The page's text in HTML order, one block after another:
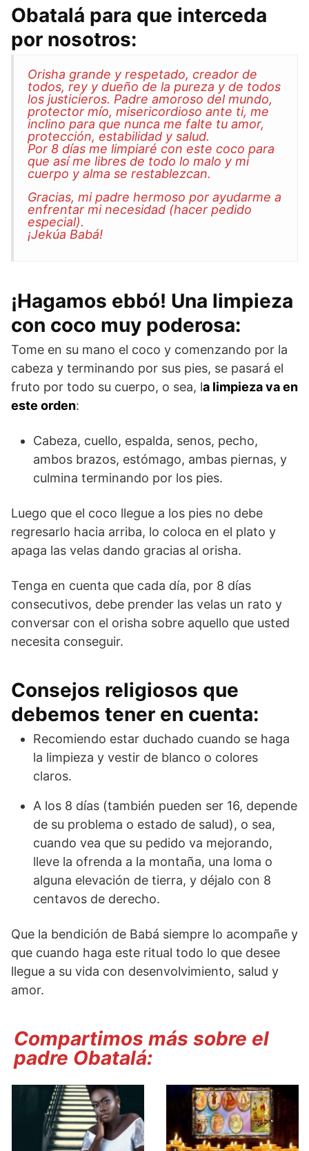
Obatalá para que interceda
por nosotros:
Orisha grande y respetado, creador de
todos, rey y dueño de la pureza y de todos
los justicieros. Padre amoroso del mundo,
protector mío, misericordioso ante ti, me
inclino para que nunca me falte tu amor,
protección, estabilidad y salud.
Por 8 días me limpiaré con este coco para
que así me libres de todo lo malo y mi
cuerpo y alma se restablezcan.
Gracias, mi padre hermoso por ayudarme a
enfrentar mi necesidad (hacer pedido
especial).
¡Jekúa Babá!
¡Hagamos ebbó! Una limpieza
con coco muy poderosa:
Tome en su mano el coco y comenzando por la
cabeza y terminando por sus pies, se pasará el
fruto por todo su cuerpo, o sea, la limpieza va en
este orden:
Cabeza, cuello, espalda, senos, pecho,
ambos brazos, estómago, ambas piernas, y
culmina terminando por los pies.
Luego que el coco llegue a los pies no debe
regresarlo hacia arriba, lo coloca en el plato y
apaga las velas dando gracias al orisha.
Tenga en cuenta que cada día, por 8 días
consecutivos, debe prender las velas un rato y
conversar con el orisha sobre aquello que usted
necesita conseguir.
Consejos religiosos que
debemos tener en cuenta:
Recomiendo estar duchado cuando se haga
la limpieza y vestir de blanco o colores
claros.
A los 8 días (también pueden ser 16, depende
de su problema o estado de salud), o sea,
cuando vea que su pedido va mejorando,
lleve la ofrenda a la montaña, una loma o
alguna elevación de tierra, y déjalo con 8
centavos de derecho.
Que la bendición de Babá siempre lo acompañe y
que cuando haga este ritual todo lo que desee
llegue a su vida con desenvolvimiento, salud y
amor.
Compartimos más sobre el
padre Obatalá: